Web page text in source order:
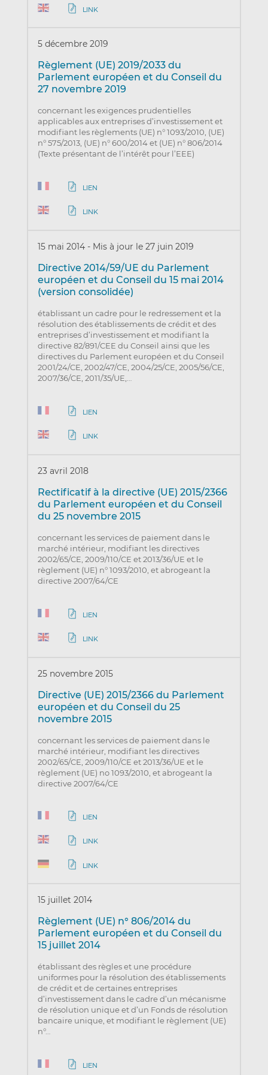
LINK
5 décembre 2019
Règlement (UE) 2019/2033 du
Parlement européen et du Conseil du
27 novembre 2019
concernant les exigences prudentielles
applicables aux entreprises d’investissement et
modifiant les règlements (UE) n° 1093/2010, (UE)
n° 575/2013, (UE) n° 600/2014 et (UE) n° 806/2014
(Texte présentant de l’intérêt pour l’EEE)
LIEN
LINK
15 mai 2014 - Mis à jour le 27 juin 2019
Directive 2014/59/UE du Parlement
européen et du Conseil du 15 mai 2014
(version consolidée)
établissant un cadre pour le redressement et la
résolution des établissements de crédit et des
entreprises d’investissement et modifiant la
directive 82/891/CEE du Conseil ainsi que les
directives du Parlement européen et du Conseil
2001/24/CE, 2002/47/CE, 2004/25/CE, 2005/56/CE,
2007/36/CE, 2011/35/UE,…
LIEN
LINK
23 avril 2018
Rectificatif à la directive (UE) 2015/2366
du Parlement européen et du Conseil
du 25 novembre 2015
concernant les services de paiement dans le
marché intérieur, modifiant les directives
2002/65/CE, 2009/110/CE et 2013/36/UE et le
règlement (UE) n° 1093/2010, et abrogeant la
directive 2007/64/CE
LIEN
LINK
25 novembre 2015
Directive (UE) 2015/2366 du Parlement
européen et du Conseil du 25
novembre 2015
concernant les services de paiement dans le
marché intérieur, modifiant les directives
2002/65/CE, 2009/110/CE et 2013/36/UE et le
règlement (UE) no 1093/2010, et abrogeant la
directive 2007/64/CE
LIEN
LINK
LINK
15 juillet 2014
Règlement (UE) n° 806/2014 du
Parlement européen et du Conseil du
15 juillet 2014
établissant des règles et une procédure
uniformes pour la résolution des établissements
de crédit et de certaines entreprises
d’investissement dans le cadre d’un mécanisme
de résolution unique et d’un Fonds de résolution
bancaire unique, et modifiant le règlement (UE)
n°…
LIEN